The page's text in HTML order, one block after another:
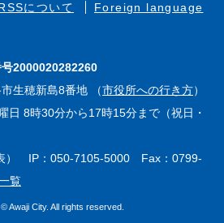
について
Foreign language
2000020282260
生穂新島8番地 （市役所への行き方）
日 8時30分から17時15分まで（祝日・
） IP：050-7105-5000 Fax：0799-
覧
Awaji City. All rights reserved.